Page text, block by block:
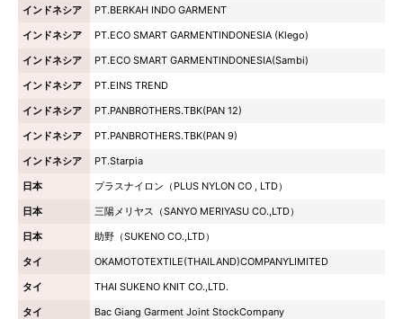
インドネシア
PT.BERKAH INDO GARMENT
インドネシア
PT.ECO SMART GARMENTINDONESIA (Klego)
インドネシア
PT.ECO SMART GARMENTINDONESIA(Sambi)
インドネシア
PT.EINS TREND
インドネシア
PT.PANBROTHERS.TBK(PAN 12)
インドネシア
PT.PANBROTHERS.TBK(PAN 9)
インドネシア
PT.Starpia
日本
プラスナイロン（PLUS NYLON CO , LTD）
日本
三陽メリヤス（SANYO MERIYASU CO.,LTD）
日本
助野（SUKENO CO.,LTD）
タイ
OKAMOTOTEXTILE(THAILAND)COMPANYLIMITED
タイ
THAI SUKENO KNIT CO.,LTD.
タイ
Bac Giang Garment Joint StockCompany